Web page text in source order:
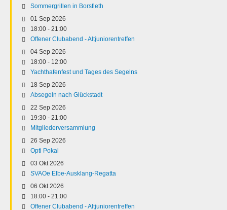
Sommergrillen in Borsfleth
01 Sep 2026
18:00 - 21:00
Offener Clubabend - Altjuniorentreffen
04 Sep 2026
18:00 - 12:00
Yachthafenfest und Tages des Segelns
18 Sep 2026
Absegeln nach Glückstadt
22 Sep 2026
19:30 - 21:00
Mitgliederversammlung
26 Sep 2026
Opti Pokal
03 Okt 2026
SVAOe Elbe-Ausklang-Regatta
06 Okt 2026
18:00 - 21:00
Offener Clubabend - Altjuniorentreffen